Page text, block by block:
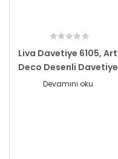
Liva Davetiye 6105, Art
Deco Desenli Davetiye
Devamını oku